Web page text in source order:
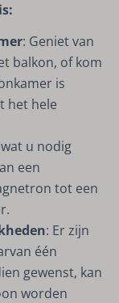
: Geniet van
balkon, of kom
is
het hele
u nodig
een
tot een
: Er zijn
één
gewenst, kan
worden